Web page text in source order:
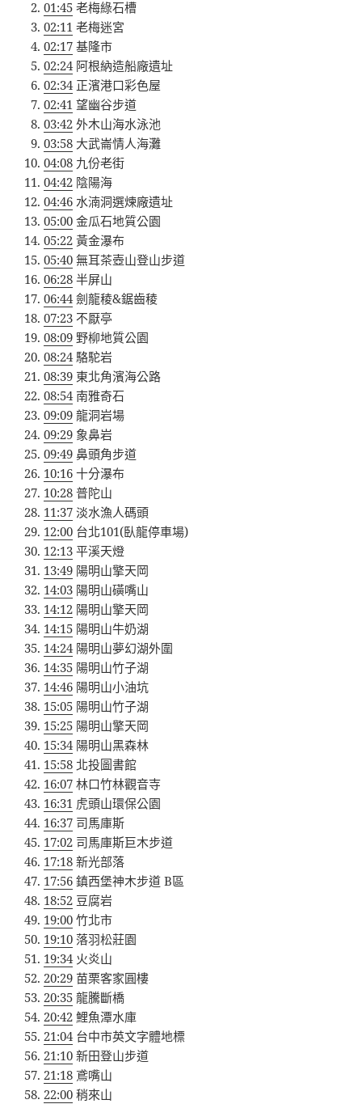
01:45 老梅綠石槽
02:11 老梅迷宮
02:17 基隆市
02:24阿根納造船廠遺址
02:34正濱港口彩色屋
02:41 望幽谷步道
03:42 外木山海水泳池
03:58 大武崙情人海灘
04:08 九份老街
04:42 陰陽海
04:46 水湳洞選煉廠遺址
05:00 金瓜石地質公園
05:22 黃金瀑布
05:40 無耳茶壺山登山步道
06:28 半屏山
06:44劍龍稜&鋸齒稜
07:23 不厭亭
08:09 野柳地質公園
08:24駱駝岩
08:39 東北角濱海公路
08:54南雅奇石
09:09 龍洞岩場
09:29 象鼻岩
09:49 鼻頭角步道
10:16 十分瀑布
10:28 普陀山
11:37 淡水漁人碼頭
12:00 台北101(臥龍停車場)
12:13 平溪天燈
13:49 陽明山擎天岡
14:03 陽明山磺嘴山
14:12 陽明山擎天岡
14:15 陽明山牛奶湖
14:24陽明山夢幻湖外圍
14:35 陽明山竹子湖
14:46 陽明山小油坑
15:05 陽明山竹子湖
15:25 陽明山擎天岡
15:34陽明山黑森林
15:58 北投圖書館
16:07 林口竹林觀音寺
16:31 虎頭山環保公園
16:37 司馬庫斯
17:02 司馬庫斯巨木步道
17:18 新光部落
17:56 鎮西堡神木步道 B區
18:52 豆腐岩
19:00 竹北市
19:10 落羽松莊園
19:34火炎山
20:29 苗栗客家圓樓
20:35 龍騰斷橋
20:42 鯉魚潭水庫
21:04台中市英文字體地標
21:10 新田登山步道
21:18 鳶嘴山
22:00 稍來山